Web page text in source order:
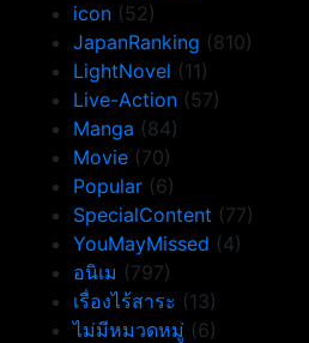
icon (52)
JapanRanking (810)
LightNovel (11)
Live-Action (57)
Manga (84)
Movie (70)
Popular (6)
SpecialContent (77)
YouMayMissed (4)
อนิเม (797)
เรื่องไร้สาระ (13)
ไม่มีหมวดหมู่ (6)